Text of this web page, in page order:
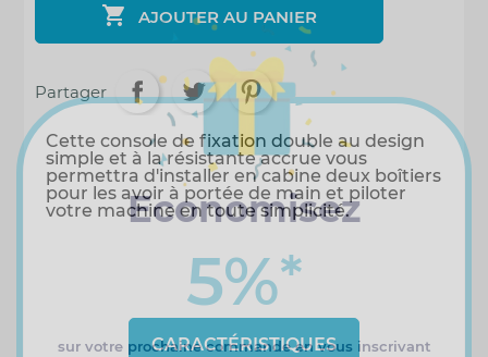
CARACTÉRISTIQUES
 AJOUTER AU PANIER
Partager
Cette console de fixation double au design
simple et à la résistante accrue vous
permettra d'installer en cabine deux boîtiers
pour les avoir à portée de main et piloter
votre machine en toute simplicité.
Economisez
5%*
sur votre prochaine commande en vous inscrivant